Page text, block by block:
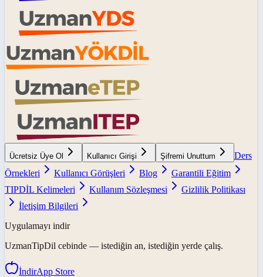
Ücretsiz Üye Ol Kullanıcı Girişi Şifremi Unuttum
Ders
Örnekleri
Kullanıcı Görüşleri Blog
Garantili Eğitim
TIPDİL Kelimeleri
Kullanım Sözleşmesi
Gizlilik Politikası
İletişim Bilgileri
Uygulamayı indir
UzmanTipDil cebinde — istediğin an, istediğin yerde çalış.
İndirApp Store